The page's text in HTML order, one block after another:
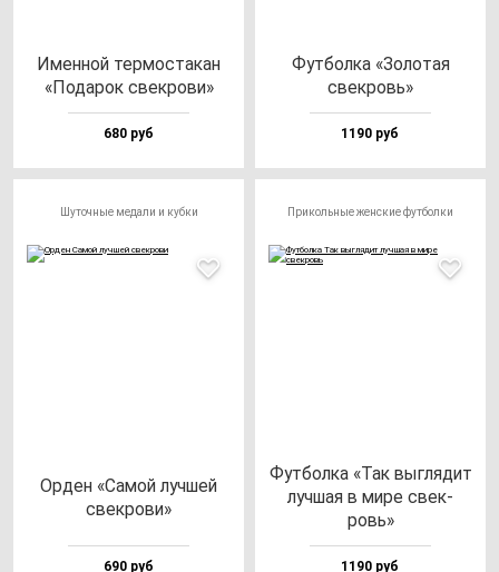
Имен­ной тер­мос­та­кан
«Пода­рок свек­ро­ви»
680 руб
Фут­бол­ка «Золо­тая
свек­ровь»
1190 руб
Шуточные медали и кубки
Орден «Самой луч­шей
свек­ро­ви»
690 руб
Прикольные женские футболки
Фут­бол­ка «Так выг­ля­дит
луч­шая в ми­ре свек­
ровь»
1190 руб